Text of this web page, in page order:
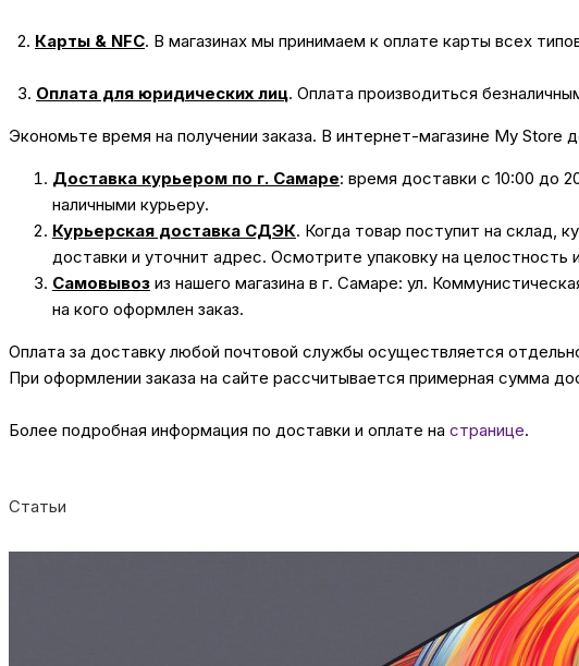
2. Карты & NFC. В магазинах мы принимаем к оплате карты всех
3. Оплата для юридических лиц. Оплата производиться
Экономьте время на получении заказа. В интернет-магазине My Store
Доставка курьером по г. Самаре: время доставки с 10:00 до
наличными курьеру.
Курьерская доставка СДЭК. Когда товар поступит на склад,
доставки и уточнит адрес. Осмотрите упаковку на целостность
Самовывоз из нашего магазина в г. Самаре: ул.
на кого оформлен заказ.
Оплата за доставку любой почтовой службы осуществляется
При оформлении заказа на сайте рассчитывается примерная сумма
Более подробная информация по доставки и оплате на странице.
Статьи